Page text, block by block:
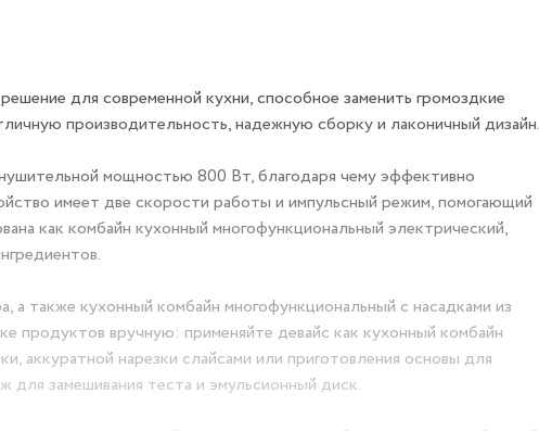
для современной кухни, способное заменить громоздкие
производительность, надежную сборку и лаконичный дизайн.
мощностью 800 Вт, благодаря чему эффективно
имеет две скорости работы и импульсный режим, помогающий
как комбайн кухонный многофункциональный электрический,
также кухонный комбайн многофункциональный с насадками из
продуктов вручную: применяйте девайс как кухонный комбайн
аккуратной нарезки слайсами или приготовления основы для
замешивания теста и эмульсионный диск.